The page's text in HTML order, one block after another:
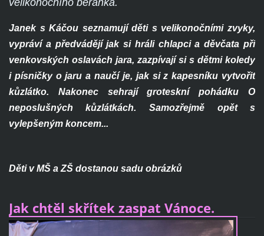
velikonočního beránka.
Janek s Káčou seznamují děti s velikonočními zvyky,
vypráví a předvádějí jak si hráli chlapci a děvčata při
venkovských oslavách jara, zazpívají si s dětmi koledy
i písničky o jaru a naučí je, jak si z kapesníku vytvořit
kůzlátko. Nakonec sehrají groteskní pohádku O
neposlušných kůzlátkách. Samozřejmě opět s
vylepšeným koncem...
Děti v MŠ a ZŠ dostanou sadu obrázků
Jak chtěl skřítek zaspat Vánoce.